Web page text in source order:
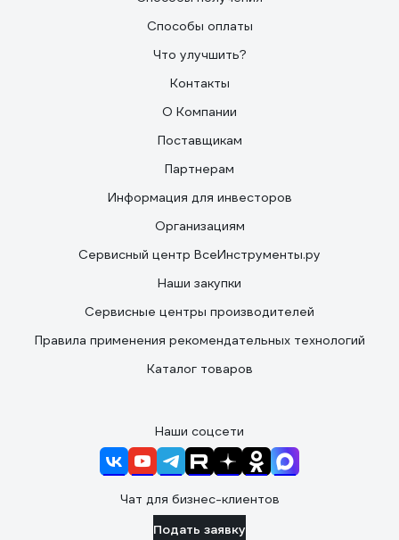
Способы оплаты
Что улучшить?
Контакты
О Компании
Поставщикам
Партнерам
Информация для инвесторов
Организациям
Сервисный центр ВсеИнструменты.ру
Наши закупки
Сервисные центры производителей
Правила применения рекомендательных технологий
Каталог товаров
Наши соцсети
Чат для бизнес-клиентов
Подать заявку